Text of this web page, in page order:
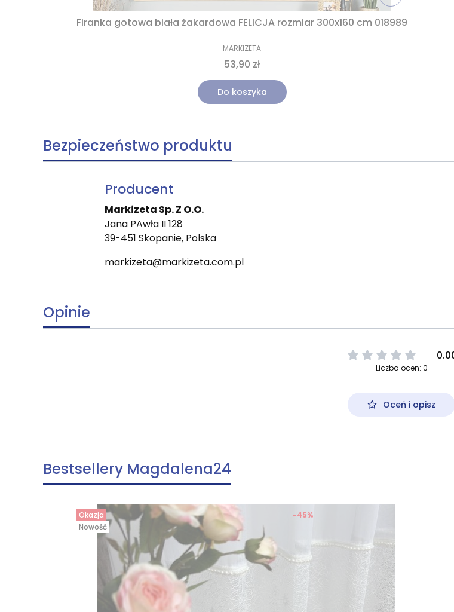
Firanka gotowa biała żakardowa FELICJA rozmiar 300x160 cm 018989
MARKIZETA
53,90 zł
Do koszyka
Bezpieczeństwo produktu
Producent
Markizeta Sp. Z O.O.
Jana PAwła II 128
39-451 Skopanie, Polska
markizeta@markizeta.com.pl
Opinie
Liczba ocen: 0
Oceń i opisz
Bestsellery Magdalena24
Okazja
Nowość
-45%